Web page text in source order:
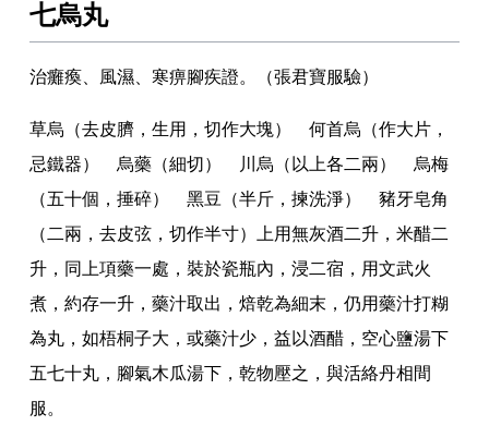
七烏丸
治癱瘓 風濕 寒痹腳疾證。 （張君寶服驗）
草烏（去皮臍 ，生用 ，切作大塊） 何首烏（作大片 ，
忌鐵器） 烏藥（細切） 川烏（以上各二兩） 烏梅
（五十個 ，捶碎） 黑豆（半斤 ，揀洗淨） 豬牙皂角
（二兩 ，去皮弦 ，切作半寸）上用無灰酒二升 ，米醋二
升 ， 同上項藥一處 ， 裝於瓷瓶內 ，浸二宿 ， 用文武火
煮 ，約存一升 ，藥汁取出 ，焙乾為細末 ，仍用藥汁打糊
為丸 ，如梧桐子大 ，或藥汁少 ，益以酒醋 ， 空心鹽湯下
五七十丸 ， 腳氣木瓜湯下 ，乾物壓之 ，與活絡丹相間
服 。